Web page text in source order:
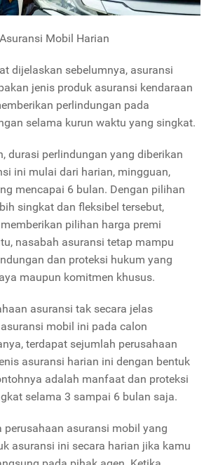
Asuransi Mobil Harian
dijelaskan sebelumnya, asuransi
jenis produk asuransi kendaraan
perlindungan pada
selama kurun waktu yang singkat.
durasi perlindungan yang diberikan
ini mulai dari harian, mingguan,
mencapai 6 bulan. Dengan pilihan
singkat dan fleksibel tersebut,
pilihan harga premi
nasabah asuransi tetap mampu
dan proteksi hukum yang
maupun komitmen khusus.
asuransi tak secara jelas
mobil ini pada calon
terdapat sejumlah perusahaan
asuransi harian ini dengan bentuk
adalah manfaat dan proteksi
selama 3 sampai 6 bulan saja.
perusahaan asuransi mobil yang
asuransi ini secara harian jika kamu